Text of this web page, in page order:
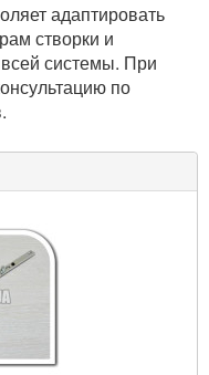
адаптировать
створки и
всей системы. При
по